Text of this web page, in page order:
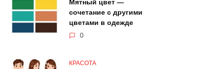
Мятный цвет —
сочетание с другими
цветами в одежде
0
КРАСОТА